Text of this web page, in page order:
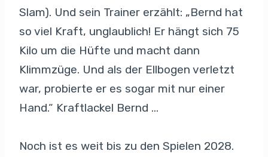
Slam). Und sein Trainer erzählt: „Bernd hat
so viel Kraft, unglaublich! Er hängt sich 75
Kilo um die Hüfte und macht dann
Klimmzüge. Und als der Ellbogen verletzt
war, probierte er es sogar mit nur einer
Hand.“ Kraftlackel Bernd …
Noch ist es weit bis zu den Spielen 2028.